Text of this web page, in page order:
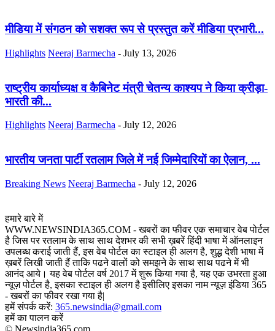
मीडिया में संगठन को सशक्त रूप से प्रस्तुत करें मीडिया प्रभारी...
Highlights Neeraj Barmecha - July 13, 2026
राष्ट्रीय कार्याध्यक्ष व कैबिनेट मंत्री चेतन्य काश्यप ने किया क्रीड़ा-
भारती की...
Highlights Neeraj Barmecha - July 12, 2026
भारतीय जनता पार्टी रतलाम जिले में नई जिम्मेदारियों का ऐलान, ...
Breaking News Neeraj Barmecha - July 12, 2026
हमारे बारे में
WWW.NEWSINDIA365.COM - खबरों का फीवर एक समाचार वेब पोर्टल
है जिस पर रतलाम के साथ साथ देशभर की सभी ख़बरें हिंदी भाषा में ऑनलाइन
उपलब्ध कराई जाती हैं, इस वेब पोर्टल का स्टाइल ही अलग है, शुद्ध देशी भाषा में
ख़बरें लिखी जाती हैं ताकि पढने वालों को समझने के साथ साथ पढने में भी
आनंद आये। यह वेब पोर्टल वर्ष 2017 में शुरू किया गया है, यह एक उभरता हुआ
न्यूज़ पोर्टल है, इसका स्टाइल ही अलग है इसीलिए इसका नाम न्यूज़ इंडिया 365
- खबरों का फीवर रखा गया है|
हमें संपर्क करें: 365.newsindia@gmail.com
हमें का पालन करें
© Newsindia365.com